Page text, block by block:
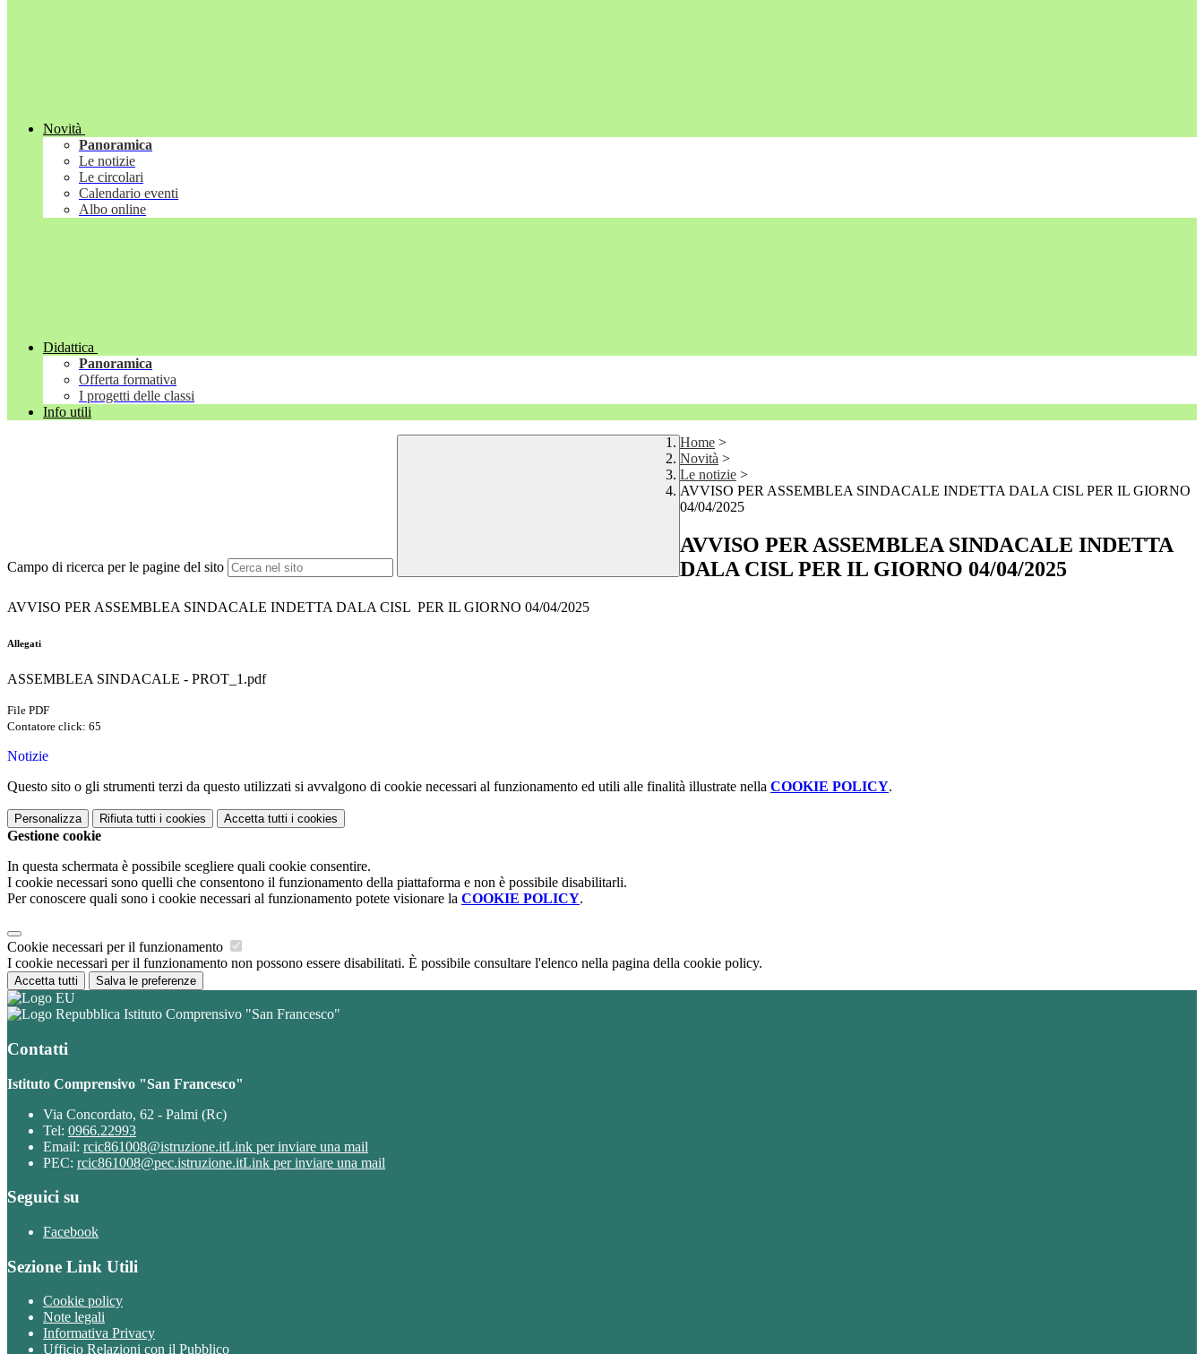
Novità
Panoramica
Le notizie
Le circolari
Calendario eventi
Albo online
Didattica
Panoramica
Offerta formativa
I progetti delle classi
Info utili
Campo di ricerca per le pagine del sito
Home >
Novità >
Le notizie >
AVVISO PER ASSEMBLEA SINDACALE INDETTA DALA CISL PER IL GIORNO
04/04/2025
AVVISO PER ASSEMBLEA SINDACALE INDETTA
DALA CISL PER IL GIORNO 04/04/2025
AVVISO PER ASSEMBLEA SINDACALE INDETTA DALA CISL PER IL GIORNO 04/04/2025
Allegati
ASSEMBLEA SINDACALE - PROT_1.pdf
File PDF
Contatore click: 65
Notizie
Questo sito o gli strumenti terzi da questo utilizzati si avvalgono di cookie necessari al funzionamento ed utili alle finalità illustrate nella COOKIE POLICY.
Personalizza Rifiuta tutti i cookies Accetta tutti i cookies
Gestione cookie
In questa schermata è possibile scegliere quali cookie consentire.
I cookie necessari sono quelli che consentono il funzionamento della piattaforma e non è possibile disabilitarli.
Per conoscere quali sono i cookie necessari al funzionamento potete visionare la COOKIE POLICY.
Cookie necessari per il funzionamento
I cookie necessari per il funzionamento non possono essere disabilitati. È possibile consultare l'elenco nella pagina della cookie policy.
Accetta tutti Salva le preferenze
Istituto Comprensivo "San Francesco"
Contatti
Istituto Comprensivo "San Francesco"
Via Concordato, 62 - Palmi (Rc)
Tel: 0966.22993
Email: rcic861008@istruzione.itLink per inviare una mail
PEC: rcic861008@pec.istruzione.itLink per inviare una mail
Seguici su
Facebook
Sezione Link Utili
Cookie policy
Note legali
Informativa Privacy
Ufficio Relazioni con il Pubblico